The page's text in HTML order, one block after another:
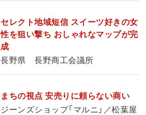
セレクト地域短信 スイーツ好きの女
性を狙い撃ち おしゃれなマップが完
成
長野県 長野商工会議所
まちの視点 安売りに頼らない商い
ジーンズショップ「マルニ」／松葉屋